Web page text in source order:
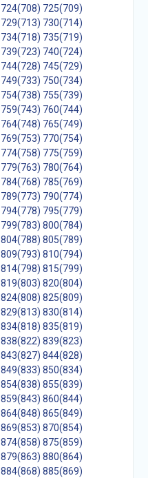
724(708) 725(709)
729(713) 730(714)
734(718) 735(719)
739(723) 740(724)
744(728) 745(729)
749(733) 750(734)
754(738) 755(739)
759(743) 760(744)
764(748) 765(749)
769(753) 770(754)
774(758) 775(759)
779(763) 780(764)
784(768) 785(769)
789(773) 790(774)
794(778) 795(779)
799(783) 800(784)
804(788) 805(789)
809(793) 810(794)
814(798) 815(799)
819(803) 820(804)
824(808) 825(809)
829(813) 830(814)
834(818) 835(819)
838(822) 839(823)
843(827) 844(828)
849(833) 850(834)
854(838) 855(839)
859(843) 860(844)
864(848) 865(849)
869(853) 870(854)
874(858) 875(859)
879(863) 880(864)
884(868) 885(869)